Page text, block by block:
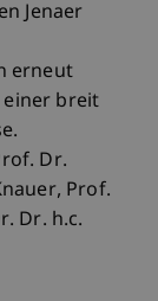
Jenaer
erneut
einer breit
Dr.
Prof.
Dr. h.c.